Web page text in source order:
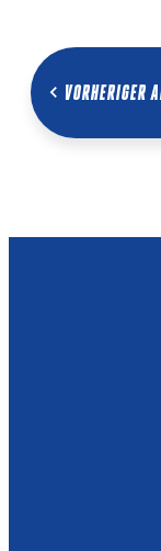
VORHERIGER